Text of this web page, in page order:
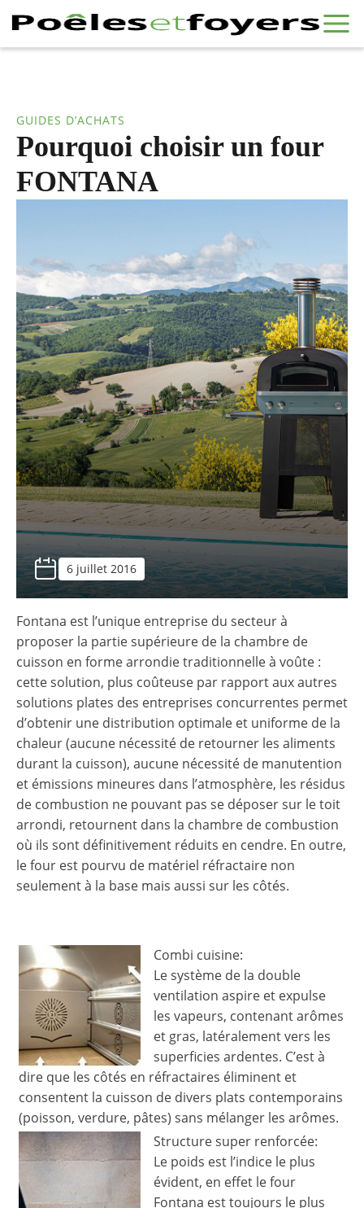
GUIDES D’ACHATS
Pourquoi choisir un four
FONTANA
6 juillet 2016
Fontana est l’unique entreprise du secteur à
proposer la partie supérieure de la chambre de
cuisson en forme arrondie traditionnelle à voûte :
cette solution, plus coûteuse par rapport aux autres
solutions plates des entreprises concurrentes permet
d’obtenir une distribution optimale et uniforme de la
chaleur (aucune nécessité de retourner les aliments
durant la cuisson), aucune nécessité de manutention
et émissions mineures dans l’atmosphère, les résidus
de combustion ne pouvant pas se déposer sur le toit
arrondi, retournent dans la chambre de combustion
où ils sont définitivement réduits en cendre. En outre,
le four est pourvu de matériel réfractaire non
seulement à la base mais aussi sur les côtés.
Combi cuisine:
Le système de la double
ventilation aspire et expulse
les vapeurs, contenant arômes
et gras, latéralement vers les
superficies ardentes. C’est à
dire que les côtés en réfractaires éliminent et
consentent la cuisson de divers plats contemporains
(poisson, verdure, pâtes) sans mélanger les arômes.
Structure super renforcée:
Le poids est l’indice le plus
évident, en effet le four
Fontana est toujours le plus